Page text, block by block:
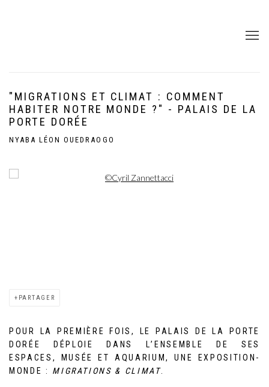
"MIGRATIONS ET CLIMAT : COMMENT
HABITER NOTRE MONDE ?" - PALAIS DE LA
PORTE DORÉE
NYABA LÉON OUEDRAOGO
Open a larger version of the following image in a popup:
PARTAGER
POUR LA PREMIÈRE FOIS, LE PALAIS DE LA PORTE
DORÉE DÉPLOIE DANS L’ENSEMBLE DE SES
ESPACES, MUSÉE ET AQUARIUM, UNE EXPOSITION-
MONDE : MIGRATIONS & CLIMAT.